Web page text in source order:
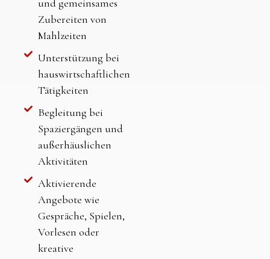
und gemeinsames
Zubereiten von
Mahlzeiten
Unterstützung bei
hauswirtschaftlichen
Tätigkeiten
Begleitung bei
Spaziergängen und
außerhäuslichen
Aktivitäten
Aktivierende
Angebote wie
Gespräche, Spielen,
Vorlesen oder
kreative